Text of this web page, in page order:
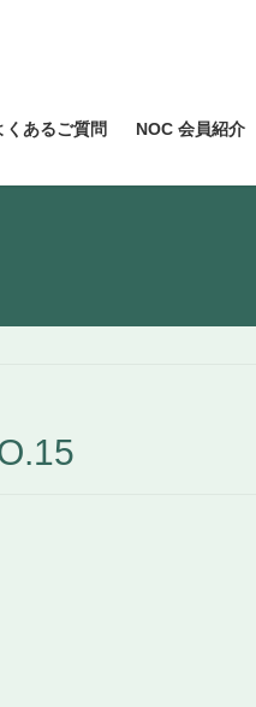
くあるご質問 NOC 会員紹介